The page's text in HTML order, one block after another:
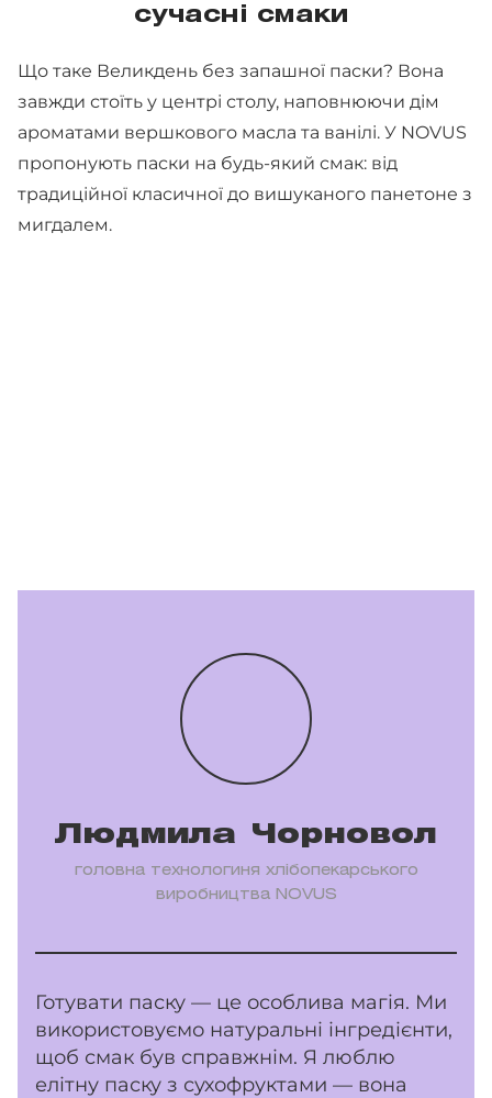
сучасні смаки
Що таке Великдень без запашної паски? Вона
завжди стоїть у центрі столу, наповнюючи дім
ароматами вершкового масла та ванілі. У NOVUS
пропонують паски на будь-який смак: від
традиційної класичної до вишуканого панетоне з
мигдалем.
Людмила Чорновол
головна технологиня хлібопекарського
виробництва NOVUS
Готувати паску — це особлива магія. Ми
використовуємо натуральні інгредієнти,
щоб смак був справжнім. Я люблю
елітну паску з сухофруктами — вона